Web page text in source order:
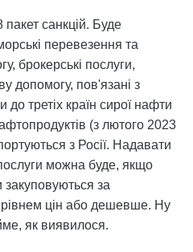
санкцій. Буде
перевезення та
брокерські послуги,
допомогу, пов'язані з
третіх країн сирої нафти
(з лютого 2023
з Росії. Надавати
можна буде, якщо
за
цін або дешевше. Ну
як виявилося.